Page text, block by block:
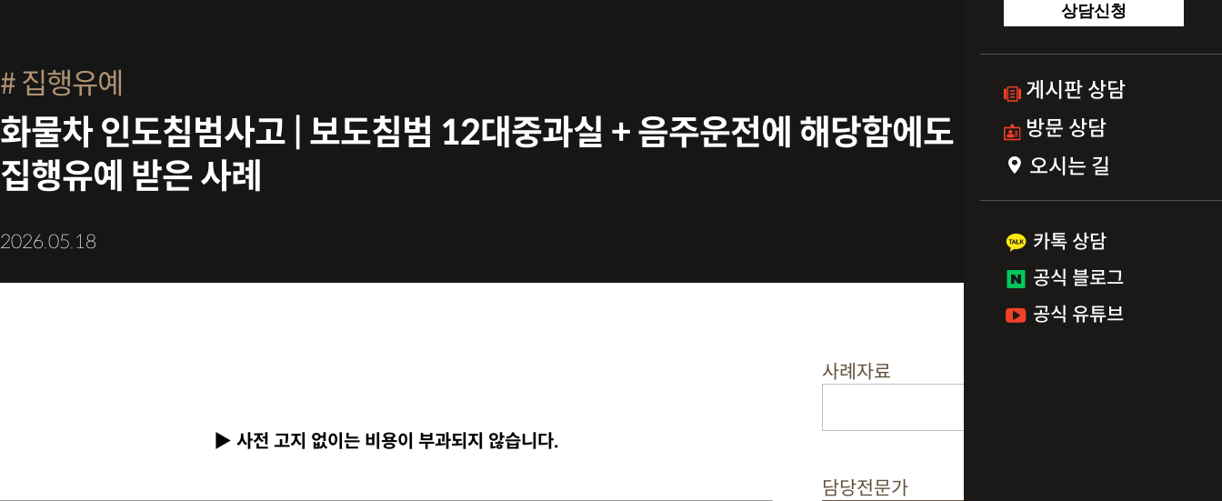
상담신청
게시판 상담
방문 상담
오시는 길
카톡 상담
공식 블로그
공식 유튜브
집행유예
화물차 인도침범사고 | 보도침범 12대중과실 + 음주운전에 해당함에도
집행유예 받은 사례
2026.05.18
▶ 사전 고지 없이는 비용이 부과되지 않습니다.
사례자료
담당전문가